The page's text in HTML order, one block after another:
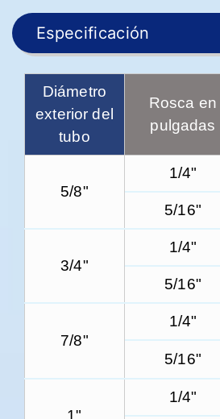
Especificación
Diámetro
exterior del
tubo
Rosca en
pulgadas
5/8"
1/4"
5/16"
3/4"
1/4"
5/16"
7/8"
1/4"
5/16"
1"
1/4"